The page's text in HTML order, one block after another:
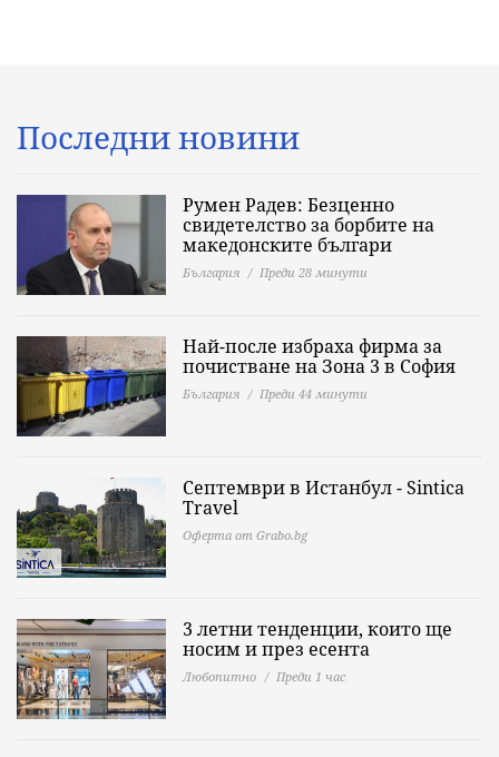
Последни новини
Румен Радев: Безценно
свидетелство за борбите на
македонските българи
България Преди 28 минути
Най-после избраха фирма за
почистване на Зона 3 в София
България Преди 44 минути
Септември в Истанбул - Sintica
Travel
Оферта от Grabo.bg
3 летни тенденции, които ще
носим и през есента
Любопитно Преди 1 час